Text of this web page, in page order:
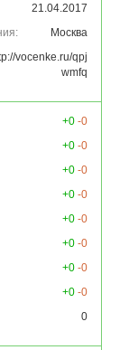
21.04.2017
Москва
vocenke.ru/qpj
wmfq
+0 -0
+0 -0
+0 -0
+0 -0
+0 -0
+0 -0
+0 -0
+0 -0
0